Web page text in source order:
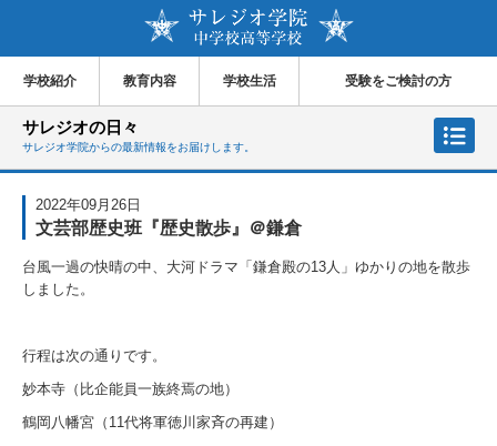
学校紹介 教育内容 学校生活 受験をご検討の方
サレジオの日々
サレジオ学院からの最新情報をお届けします。
2022年09月26日
文芸部歴史班『歴史散歩』＠鎌倉
台風一過の快晴の中、大河ドラマ「鎌倉殿の13人」ゆかりの地を散歩
しました。
行程は次の通りです。
妙本寺（比企能員一族終焉の地）
鶴岡八幡宮（ 11代将軍徳川家斉の再建）